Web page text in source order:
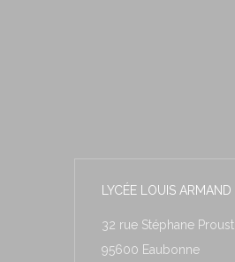
LYCÉE LOUIS ARMAND
32 rue Stéphane Proust
95600 Eaubonne